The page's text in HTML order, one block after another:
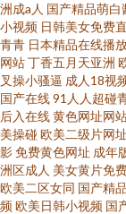
洲成a人 国产精品萌白
小视频 日韩美女免费
青青 日本精品在线播
网站丁香五月天亚洲
叉操小骚逼 成人18视
国产在线91人人超碰
后入在线黄色网址网
美操碰欧美二级片网址
影免费黄色网址 成年
洲区成人 美女黄片免
欧美二区女同 国产精
频欧美日韩小视频 国